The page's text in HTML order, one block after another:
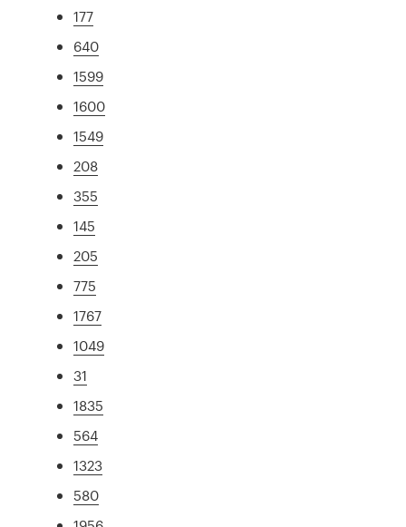
177
640
1599
1600
1549
208
355
145
205
775
1767
1049
31
1835
564
1323
580